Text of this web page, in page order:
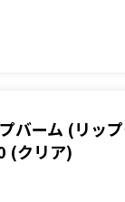
バーム (リッ
(クリア)